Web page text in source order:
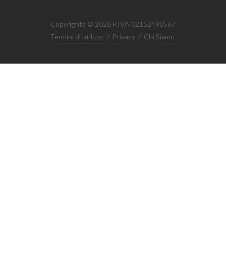
Copyrights © 2026 P.IVA 02152490567
Termini di utilizzo / Privacy / Chi Siamo